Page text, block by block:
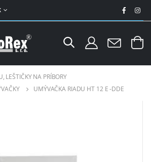
LEŠTIČKY NA PRÍBORY
UMÝVAČKA RIADU HT 12 E -DDE